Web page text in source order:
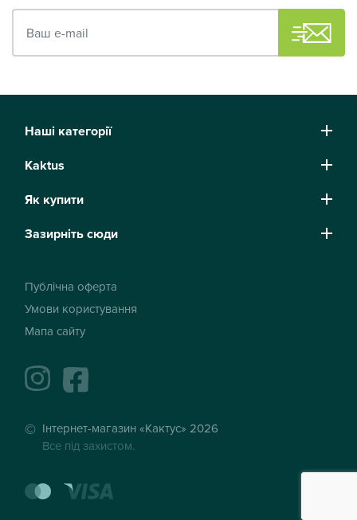
Наші категорії
Kaktus
Як купити
Зазирніть сюди
Публічна оферта
Умови користування
Мапа сайту
instagramfacebook
Інтернет-магазин «Кактус» 2026
Все під захистом.
mastercard